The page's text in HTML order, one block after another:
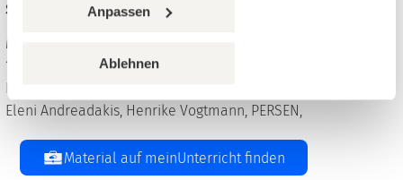
Anpassen
Ablehnen
Sport, 1. bis 9. Klasse
Methodisch-didaktischer Kommentar, 8 Seiten, Format: ZIP,
1.76 MB
Inhalt: 1 PDF, 1 Word
Eleni Andreadakis, Henrike Vogtmann, PERSEN,
Material auf meinUnterricht finden